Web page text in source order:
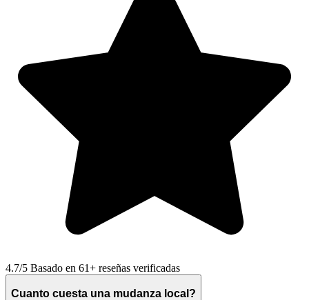
4.7/5 Basado en 61+ reseñas verificadas
Cuanto cuesta una mudanza local?